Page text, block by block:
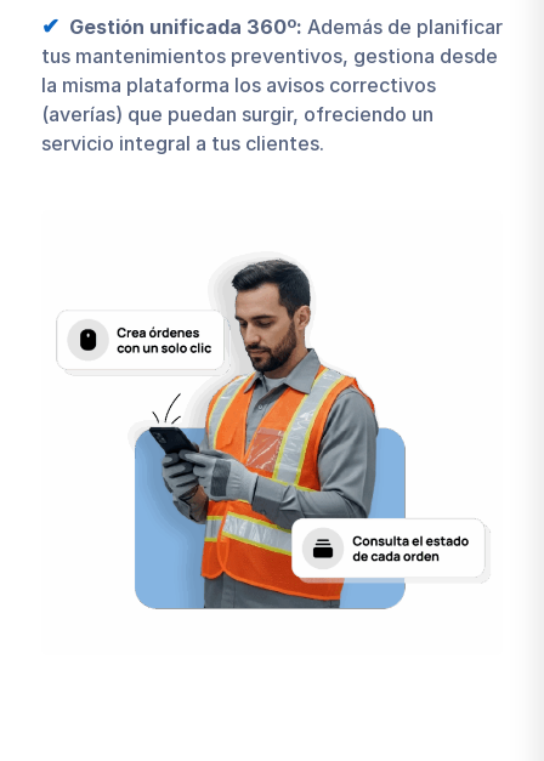
Gestión unificada 360º: Además de planificar
tus mantenimientos preventivos, gestiona desde
la misma plataforma los avisos correctivos
(averías) que puedan surgir, ofreciendo un
servicio integral a tus clientes.